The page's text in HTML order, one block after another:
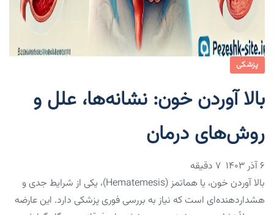
پزشکی
بالا آوردن خون: نشانه‌ها، علل و
روش‌های درمان
۶ آذر ۱۴۰۳
بالا آوردن خون، یا هماتمز (Hematemesis)، یکی از شرایط جدی و
هشداردهنده‌ای است که نیاز به بررسی فوری پزشکی دارد. این عارضه